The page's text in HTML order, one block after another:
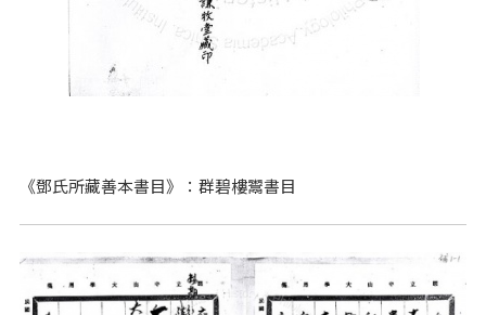
《鄧氏所藏善本書目》：群碧樓鬻書目